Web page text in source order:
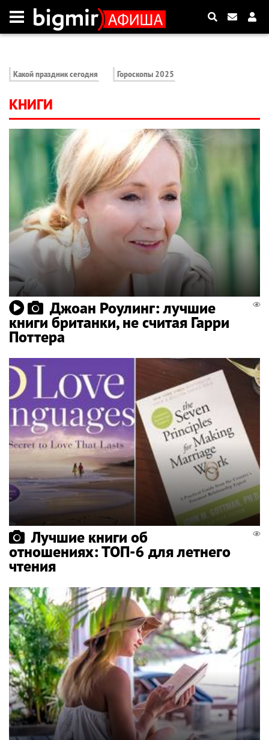
Какой праздник сегодня Гороскопы 2025
КНИГИ
Джоан Роулинг: лучшие
книги британки, не считая Гарри
Поттера
Лучшие книги об
отношениях: ТОП-6 для летнего
чтения